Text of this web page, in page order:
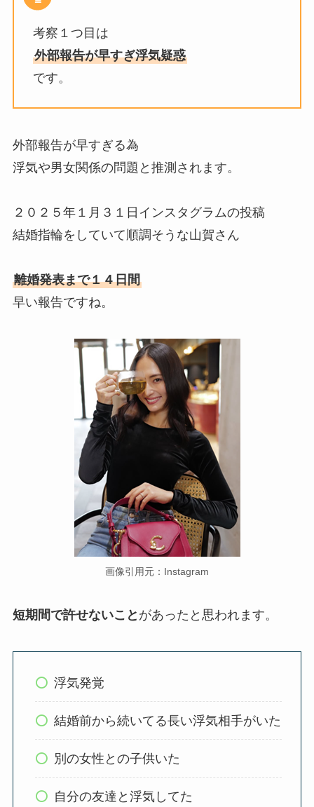
考察１つ目は
外部報告が早すぎ浮気疑惑
です。
外部報告が早すぎる為
浮気や男女関係の問題と推測されます。
２０２５年１月３１日インスタグラムの投稿
結婚指輪をしていて順調そうな山賀さん
離婚発表まで１４日間
早い報告ですね。
画像引用元：Instagram
短期間で許せないこと があったと思われます。
浮気発覚
結婚前から続いてる長い浮気相手がいた
別の女性との子供いた
自分の友達と浮気してた